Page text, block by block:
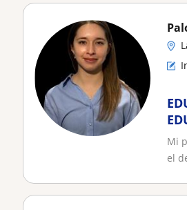
Mi
el